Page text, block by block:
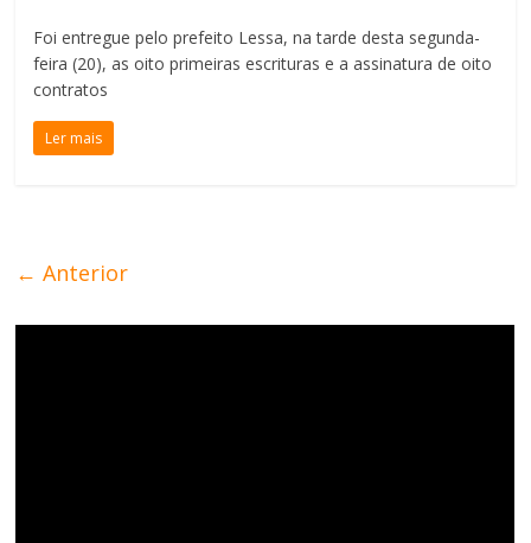
Foi entregue pelo prefeito Lessa, na tarde desta segunda-
feira (20), as oito primeiras escrituras e a assinatura de oito
contratos
Ler mais
← Anterior